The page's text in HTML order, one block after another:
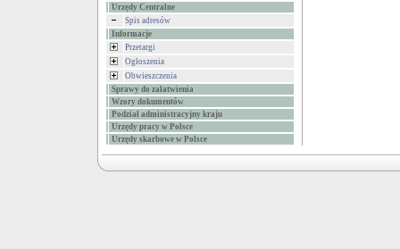
Urzędy Centralne
Spis adresów
Informacje
Przetargi
Ogłoszenia
Obwieszczenia
Sprawy do załatwienia
Wzory dokumentów
Podział administracyjny kraju
Urzędy pracy w Polsce
Urzędy skarbowe w Polsce